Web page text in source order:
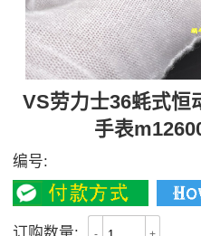
VS劳力士36蚝式恒
手表
编号: